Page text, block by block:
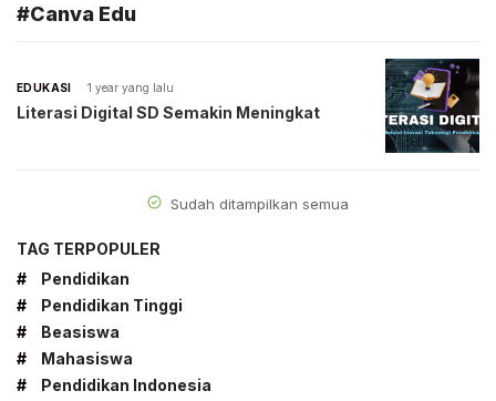
#Canva Edu
EDUKASI 1 year yang lalu
Literasi Digital SD Semakin Meningkat
Sudah ditampilkan semua
TAG TERPOPULER
#
Pendidikan
#
Pendidikan Tinggi
#
Beasiswa
#
Mahasiswa
#
Pendidikan Indonesia